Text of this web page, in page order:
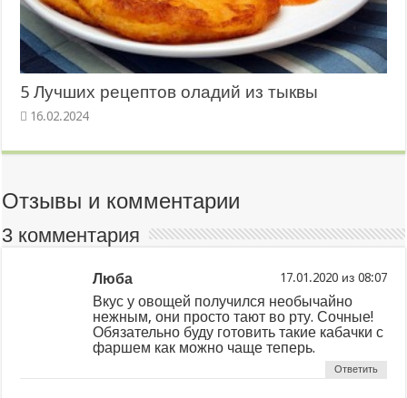
5 Лучших рецептов оладий из тыквы
16.02.2024
Отзывы и комментарии
3 комментария
Люба из
Вкус у овощей получился необычайно
нежным, они просто тают во рту. Сочные!
Обязательно буду готовить такие кабачки с
фаршем как можно чаще теперь.
Ответить